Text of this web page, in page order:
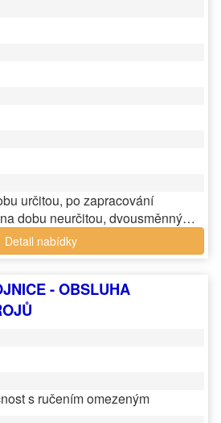
určitou, po zapracování
dobu neurčitou, dvousměnný…
Detail nabídky
- OBSLUHA
s ručením omezeným